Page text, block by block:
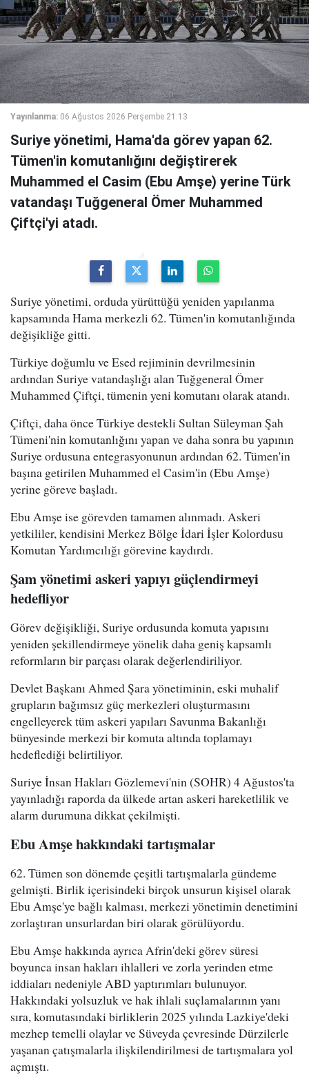
Yayınlanma: 06 Ağustos 2026 Perşembe 21:13
Suriye yönetimi, Hama'da görev yapan 62.
Tümen'in komutanlığını değiştirerek
Muhammed el Casim (Ebu Amşe) yerine Türk
vatandaşı Tuğgeneral Ömer Muhammed
Çiftçi'yi atadı.
Suriye yönetimi, orduda yürüttüğü yeniden yapılanma
kapsamında Hama merkezli 62. Tümen'in komutanlığında
değişikliğe gitti.
Türkiye doğumlu ve Esed rejiminin devrilmesinin
ardından Suriye vatandaşlığı alan Tuğgeneral Ömer
Muhammed Çiftçi, tümenin yeni komutanı olarak atandı.
Çiftçi, daha önce Türkiye destekli Sultan Süleyman Şah
Tümeni'nin komutanlığını yapan ve daha sonra bu yapının
Suriye ordusuna entegrasyonunun ardından 62. Tümen'in
başına getirilen Muhammed el Casim'in (Ebu Amşe)
yerine göreve başladı.
Ebu Amşe ise görevden tamamen alınmadı. Askeri
yetkililer, kendisini Merkez Bölge İdari İşler Kolordusu
Komutan Yardımcılığı görevine kaydırdı.
Şam yönetimi askeri yapıyı güçlendirmeyi
hedefliyor
Görev değişikliği, Suriye ordusunda komuta yapısını
yeniden şekillendirmeye yönelik daha geniş kapsamlı
reformların bir parçası olarak değerlendiriliyor.
Devlet Başkanı Ahmed Şara yönetiminin, eski muhalif
grupların bağımsız güç merkezleri oluşturmasını
engelleyerek tüm askeri yapıları Savunma Bakanlığı
bünyesinde merkezi bir komuta altında toplamayı
hedeflediği belirtiliyor.
Suriye İnsan Hakları Gözlemevi'nin (SOHR) 4 Ağustos'ta
yayınladığı raporda da ülkede artan askeri hareketlilik ve
alarm durumuna dikkat çekilmişti.
Ebu Amşe hakkındaki tartışmalar
62. Tümen son dönemde çeşitli tartışmalarla gündeme
gelmişti. Birlik içerisindeki birçok unsurun kişisel olarak
Ebu Amşe'ye bağlı kalması, merkezi yönetimin denetimini
zorlaştıran unsurlardan biri olarak görülüyordu.
Ebu Amşe hakkında ayrıca Afrin'deki görev süresi
boyunca insan hakları ihlalleri ve zorla yerinden etme
iddiaları nedeniyle ABD yaptırımları bulunuyor.
Hakkındaki yolsuzluk ve hak ihlali suçlamalarının yanı
sıra, komutasındaki birliklerin 2025 yılında Lazkiye'deki
mezhep temelli olaylar ve Süveyda çevresinde Dürzilerle
yaşanan çatışmalarla ilişkilendirilmesi de tartışmalara yol
açmıştı.